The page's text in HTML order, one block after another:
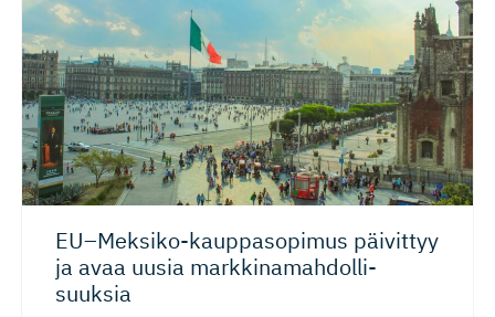
EU–Meksiko-kaup­pa­sopimus päivittyy
ja avaa uusia markkinamah­dol­li­
suuksia